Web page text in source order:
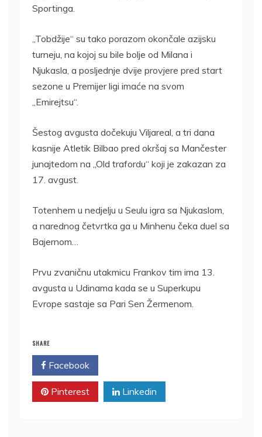
Sportinga.
„Tobdžije“ su tako porazom okončale azijsku
turneju, na kojoj su bile bolje od Milana i
Njukasla, a posljednje dvije provjere pred start
sezone u Premijer ligi imaće na svom
„Emirejtsu“.
Šestog avgusta dočekuju Viljareal, a tri dana
kasnije Atletik Bilbao pred okršaj sa Mančester
junajtedom na „Old trafordu“ koji je zakazan za
17. avgust.
Totenhem u nedjelju u Seulu igra sa Njukaslom,
a narednog četvrtka ga u Minhenu čeka duel sa
Bajernom…
Prvu zvaničnu utakmicu Frankov tim ima 13.
avgusta u Udinama kada se u Superkupu
Evrope sastaje sa Pari Sen Žermenom.
SHARE
Facebook
Pinterest Linkedin